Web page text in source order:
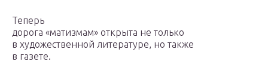
Теперь
дорога «матизмам» открыта не только
в художественной литературе, но также
в газете.